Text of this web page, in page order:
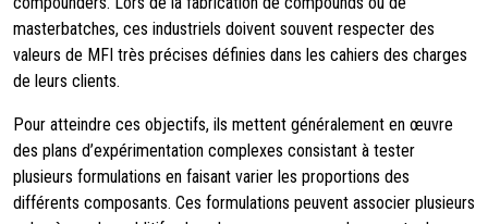
masterbatches, ces industriels doivent souvent respecter des
valeurs de MFI très précises définies dans les cahiers des charges
de leurs clients.
Pour atteindre ces objectifs, ils mettent généralement en œuvre
des plans d’expérimentation complexes consistant à tester
plusieurs formulations en faisant varier les proportions des
différents composants. Ces formulations peuvent associer plusieurs